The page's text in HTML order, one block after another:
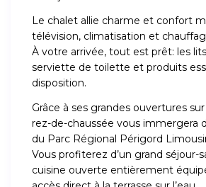
Le chalet allie charme et confort
télévision, climatisation et
À votre arrivée, tout est prêt: les
serviette de toilette et produits
disposition.
Grâce à ses grandes ouvertures sur
rez-de-chaussée vous immergera
du Parc Régional Périgord
Vous profiterez d’un grand séjour-
cuisine ouverte entièrement